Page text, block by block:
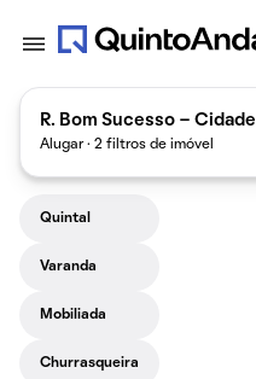
R. Bom Sucesso -
Alugar · 2 filtros de imóvel
Quintal
Varanda
Mobiliada
Churrasqueira